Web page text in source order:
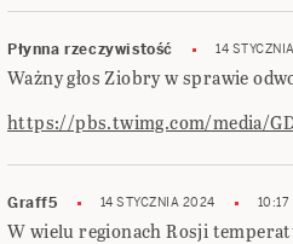
Płynna rzeczywistość 14
Ważny głos Ziobry w sprawie
https://pbs.twimg.com/media/
Graff5 14 STYCZNIA 2024 10:17
W wielu regionach Rosji